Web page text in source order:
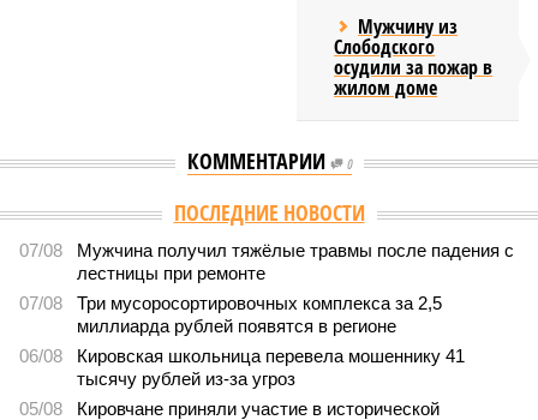
Мужчину из
Слободского
осудили за пожар в
жилом доме
КОММЕНТАРИИ 0
ПОСЛЕДНИЕ НОВОСТИ
07/08
Мужчина получил тяжёлые травмы после падения с
лестницы при ремонте
07/08
Три мусоросортировочных комплекса за 2,5
миллиарда рублей появятся в регионе
06/08
Кировская школьница перевела мошеннику 41
тысячу рублей из-за угроз
05/08
Кировчане приняли участие в исторической